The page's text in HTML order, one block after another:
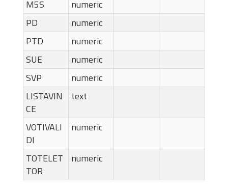
M5S
numeric
PD
numeric
PTD
numeric
SUE
numeric
SVP
numeric
LISTAVIN
CE
text
VOTIVALI
DI
numeric
TOTELET
TOR
numeric